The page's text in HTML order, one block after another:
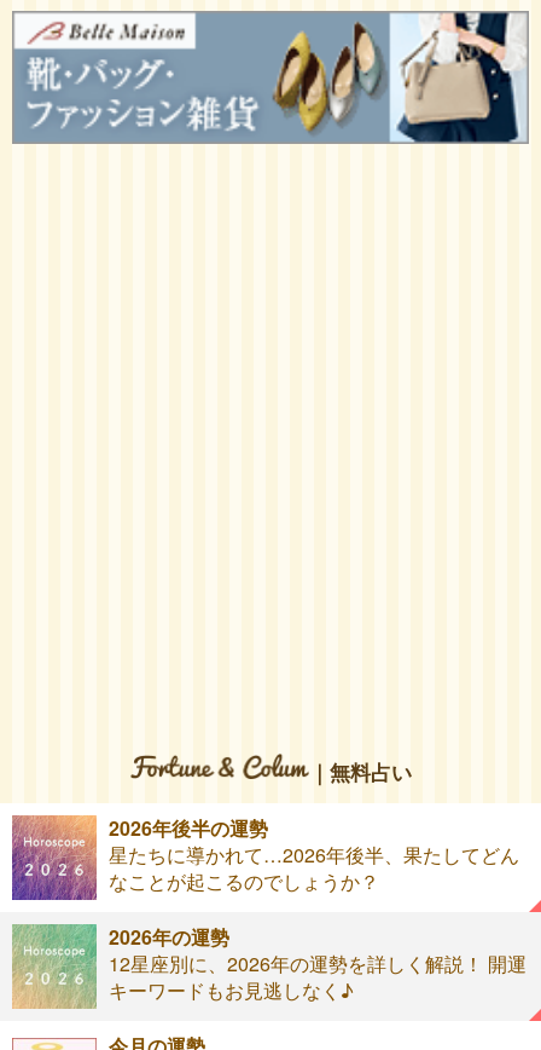
｜無料占い
2026年後半の運勢
星たちに導かれて…2026年後半、果たしてどん
なことが起こるのでしょうか？
2026年の運勢
12星座別に、2026年の運勢を詳しく解説！ 開運
キーワードもお見逃しなく♪